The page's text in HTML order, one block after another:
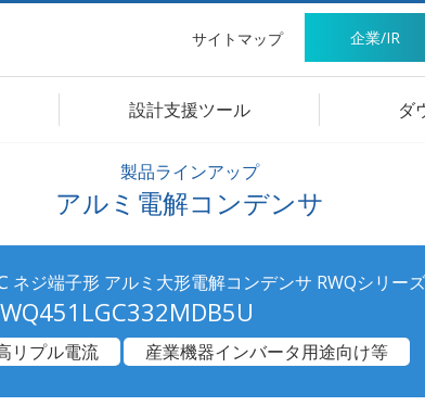
サイトマップ 企業/IR
設計支援ツール ダ
製品ラインアップ
アルミ電解コンデンサ
ネジ端子形 アルミ大形電解コンデンサ RWQシリーズ
リプル電流
産業機器インバータ用途向け等